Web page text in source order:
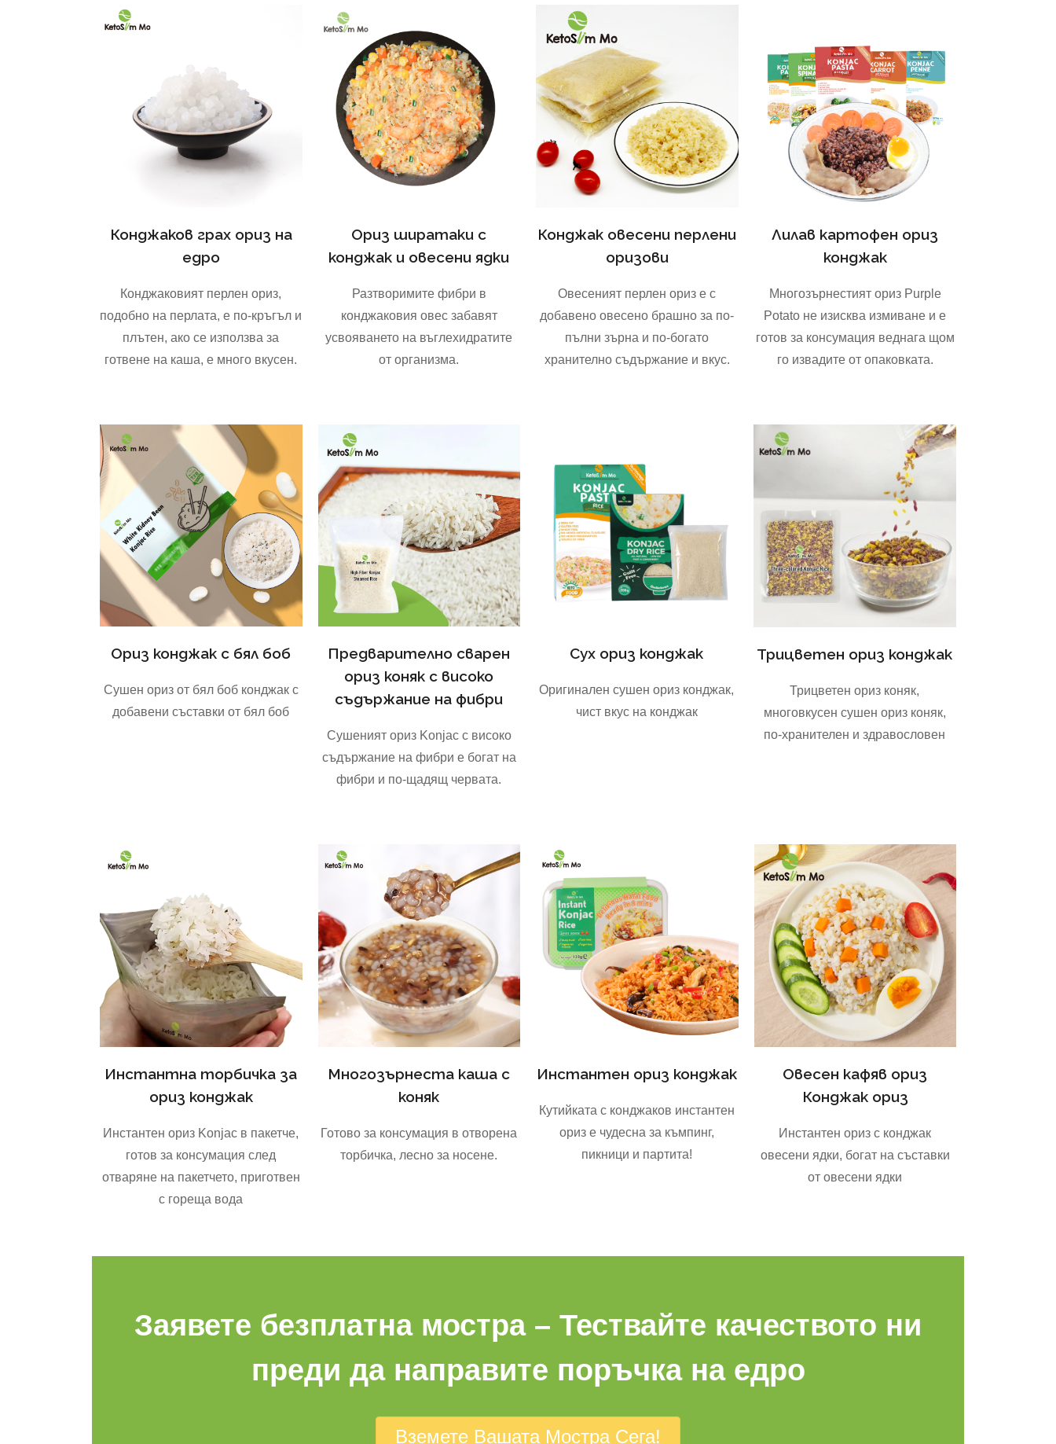
Конджаков грах ориз на
едро
Конджаковият перлен ориз,
подобно на перлата, е по-кръгъл и
плътен, ако се използва за
готвене на каша, е много вкусен.
Ориз ширатаки с
конджак и овесени ядки
Разтворимите фибри в
конджаковия овес забавят
усвояването на въглехидратите
от организма.
Конджак овесени перлени
оризови
Овесеният перлен ориз е с
добавено овесено брашно за по-
пълни зърна и по-богато
хранително съдържание и вкус.
Лилав картофен ориз
конджак
Многозърнестият ориз Purple
Potato не изисква измиване и е
готов за консумация веднага щом
го извадите от опаковката.
Ориз конджак с бял боб
Сушен ориз от бял боб конджак с
добавени съставки от бял боб
Предварително сварен
ориз коняк с високо
съдържание на фибри
Сушеният ориз Konjac с високо
съдържание на фибри е богат на
фибри и по-щадящ червата.
Сух ориз конджак
Оригинален сушен ориз конджак,
чист вкус на конджак
Трицветен ориз конджак
Трицветен ориз коняк,
многовкусен сушен ориз коняк,
по-хранителен и здравословен
Инстантна торбичка за
ориз конджак
Инстантен ориз Konjac в пакетче,
готов за консумация след
отваряне на пакетчето, приготвен
с гореща вода
Многозърнеста каша с
коняк
Готово за консумация в отворена
торбичка, лесно за носене.
Инстантен ориз конджак
Кутийката с конджаков инстантен
ориз е чудесна за къмпинг,
пикници и партита!
Овесен кафяв ориз
Конджак ориз
Инстантен ориз с конджак
овесени ядки, богат на съставки
от овесени ядки
Заявете безплатна мостра – Тествайте качеството ни
преди да направите поръчка на едро
Вземете Вашата Мостра Сега!